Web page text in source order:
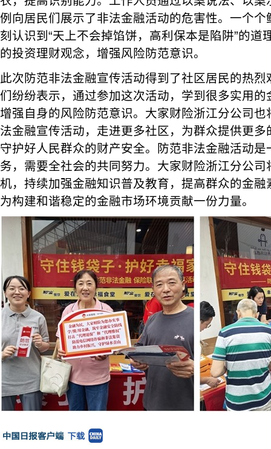
例向居民们展示了非法金融活动的危害性。一个
刻认识到“天上不会掉馅饼，高利保本是陷阱”的道
的投资理财观念，增强风险防范意识。
此次防范非法金融宣传活动得到了社区居民的热
们纷纷表示，通过参加这次活动，学到很多实用
增强自身的风险防范意识。大家财险浙江分公司
法金融宣传活动，走进更多社区，为群众提供更
守护好人民群众的财产安全。防范非法金融活动
务，需要全社会的共同努力。大家财险浙江分公
机，持续加强金融知识普及教育，提高群众的金
为构建和谐稳定的金融市场环境贡献一份力量。